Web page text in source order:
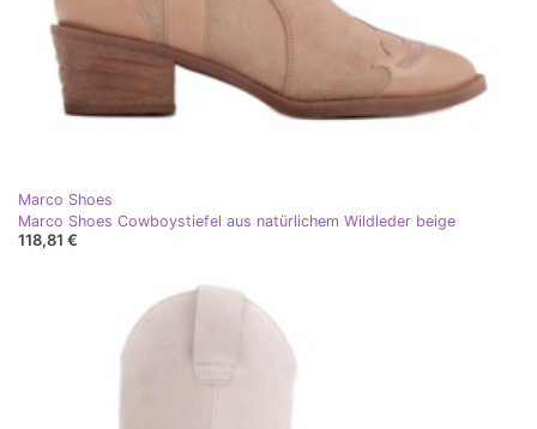
Marco Shoes
Marco Shoes Cowboystiefel aus natürlichem Wildleder beige
118,81 €